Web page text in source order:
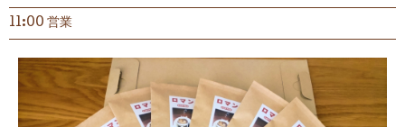
11:00 営業